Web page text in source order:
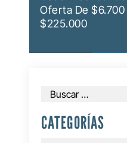
Oferta De
$225.000
Buscar:
CATEGORÍAS